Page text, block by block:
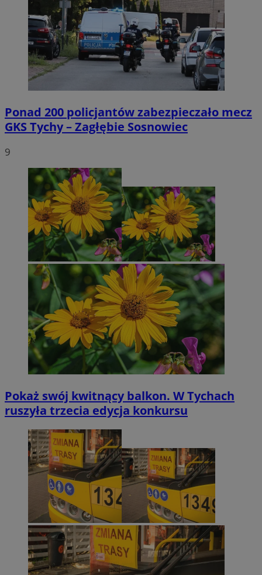
Ponad 200 policjantów zabezpieczało mecz
GKS Tychy – Zagłębie Sosnowiec
9
Pokaż swój kwitnący balkon. W Tychach
ruszyła trzecia edycja konkursu